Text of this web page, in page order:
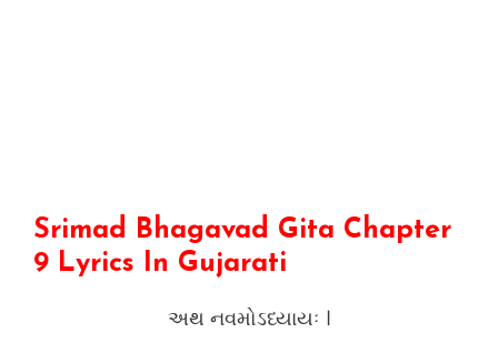
Srimad Bhagavad Gita Chapter
9 Lyrics In Gujarati
અથ નવમોઽધ્યાયઃ ।